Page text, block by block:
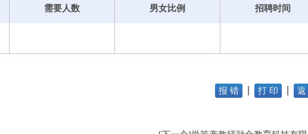
需要人数 男女比例 招聘时间
报 错 打 印 返